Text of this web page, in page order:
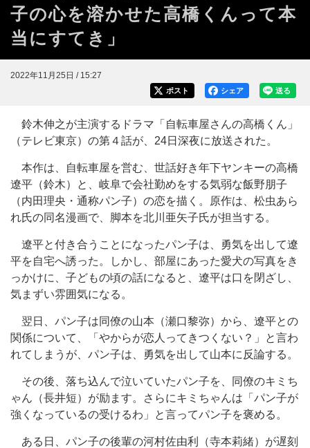
子の心を溶かせた高橋くんって本
当にすてき」
2022年11月25日 / 15:27
送る
シェア
ポスト
鈴木伸之が主演するドラマ「自転車屋さんの高橋くん」
（テレビ東京）の第４話が、24日深夜に放送された。
本作は、自転車屋を営む、世話好き年下ヤンキーの高橋
遼平（鈴木）と、岐阜で会社勤めをする気弱な飯野朋子
（内田理央・通称パン子）の恋を描く。原作は、松虫あら
れ氏の同名漫画で、脚本を北川亜矢子氏が担当する。
遼平と付き合うことになったパン子は、勇気を出して遼
平を自宅へ誘った。しかし、部屋にあった愛犬の写真をき
っかけに、子どもの頃の話になると、遼平は口を閉ざし、
気まずい雰囲気になる。
翌日、パン子は同僚の山本（瀬口黎弥）から、遼平との
関係について、「やからが恋人ってきつくない？」と言わ
れてしまうが、パン子は、勇気を出して山本に反論する。
その後、落ち込んで泣いていたパン子を、同僚のキミち
ゃん（長井短）が励ます。さらにキミちゃんは「パン子が
強くなっているの受けるわ」と言ってパン子を褒める。
ある日、パン子の後輩の河村佐由利（寺本莉緒）が遅刻